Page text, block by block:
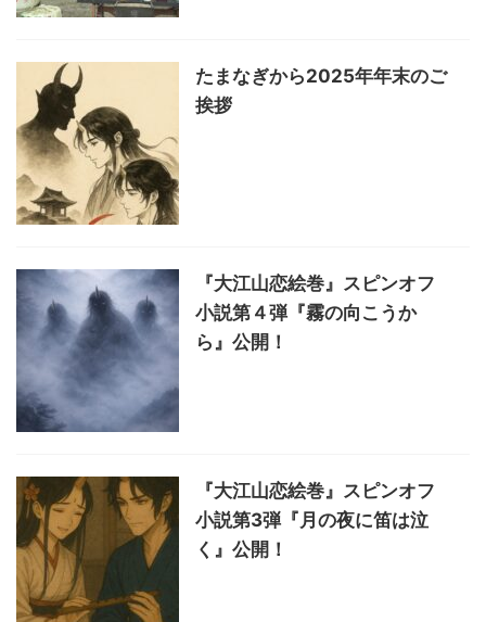
たまなぎから2025年年末のご
挨拶
『大江山恋絵巻』スピンオフ
小説第４弾『霧の向こうか
ら』公開！
『大江山恋絵巻』スピンオフ
小説第3弾『月の夜に笛は泣
く』公開！